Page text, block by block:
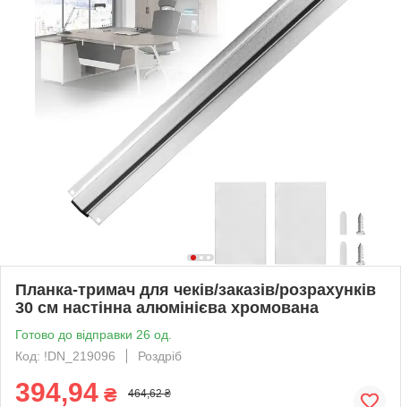
Планка-тримач для чеків/заказів/розрахунків
30 см настінна алюмінієва хромована
Готово до відправки 26 од.
Код: !DN_219096
Роздріб
394,94 ₴ 464,62 ₴